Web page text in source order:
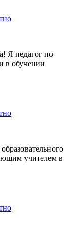
Я педагог по
в обучении
учителем в